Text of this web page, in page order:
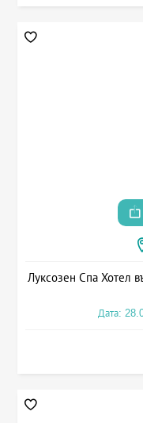
Луксозен Спа Хотел
Дата: